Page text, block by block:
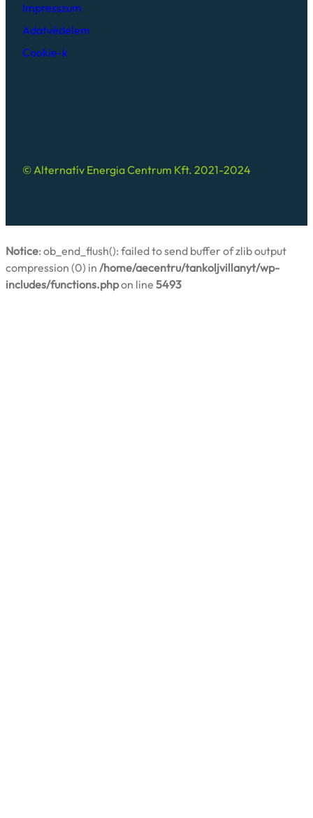
Impresszum
Adatvédelem
Cookie-k
© Alternatív Energia Centrum Kft. 2021-2024
Notice: ob_end_flush(): failed to send buffer of zlib output
compression (0) in /home/aecentru/tankoljvillanyt/wp-
includes/functions.phpon line 5493